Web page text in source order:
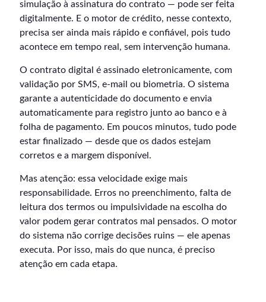
simulação à assinatura do contrato — pode ser feita
digitalmente. E o motor de crédito, nesse contexto,
precisa ser ainda mais rápido e confiável, pois tudo
acontece em tempo real, sem intervenção humana.
O contrato digital é assinado eletronicamente, com
validação por SMS, e-mail ou biometria. O sistema
garante a autenticidade do documento e envia
automaticamente para registro junto ao banco e à
folha de pagamento. Em poucos minutos, tudo pode
estar finalizado — desde que os dados estejam
corretos e a margem disponível.
Mas atenção: essa velocidade exige mais
responsabilidade. Erros no preenchimento, falta de
leitura dos termos ou impulsividade na escolha do
valor podem gerar contratos mal pensados. O motor
do sistema não corrige decisões ruins — ele apenas
executa. Por isso, mais do que nunca, é preciso
atenção em cada etapa.